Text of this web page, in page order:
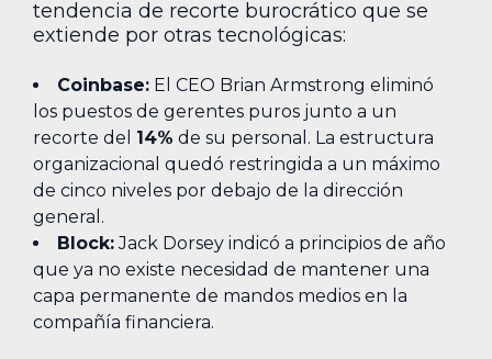
tendencia de recorte burocrático que se
extiende por otras tecnológicas:
Coinbase: El CEO Brian Armstrong eliminó
los puestos de gerentes puros junto a un
recorte del 14% de su personal. La estructura
organizacional quedó restringida a un máximo
de cinco niveles por debajo de la dirección
general.
Block:Jack Dorsey indicó a principios de año
que ya no existe necesidad de mantener una
capa permanente de mandos medios en la
compañía financiera.